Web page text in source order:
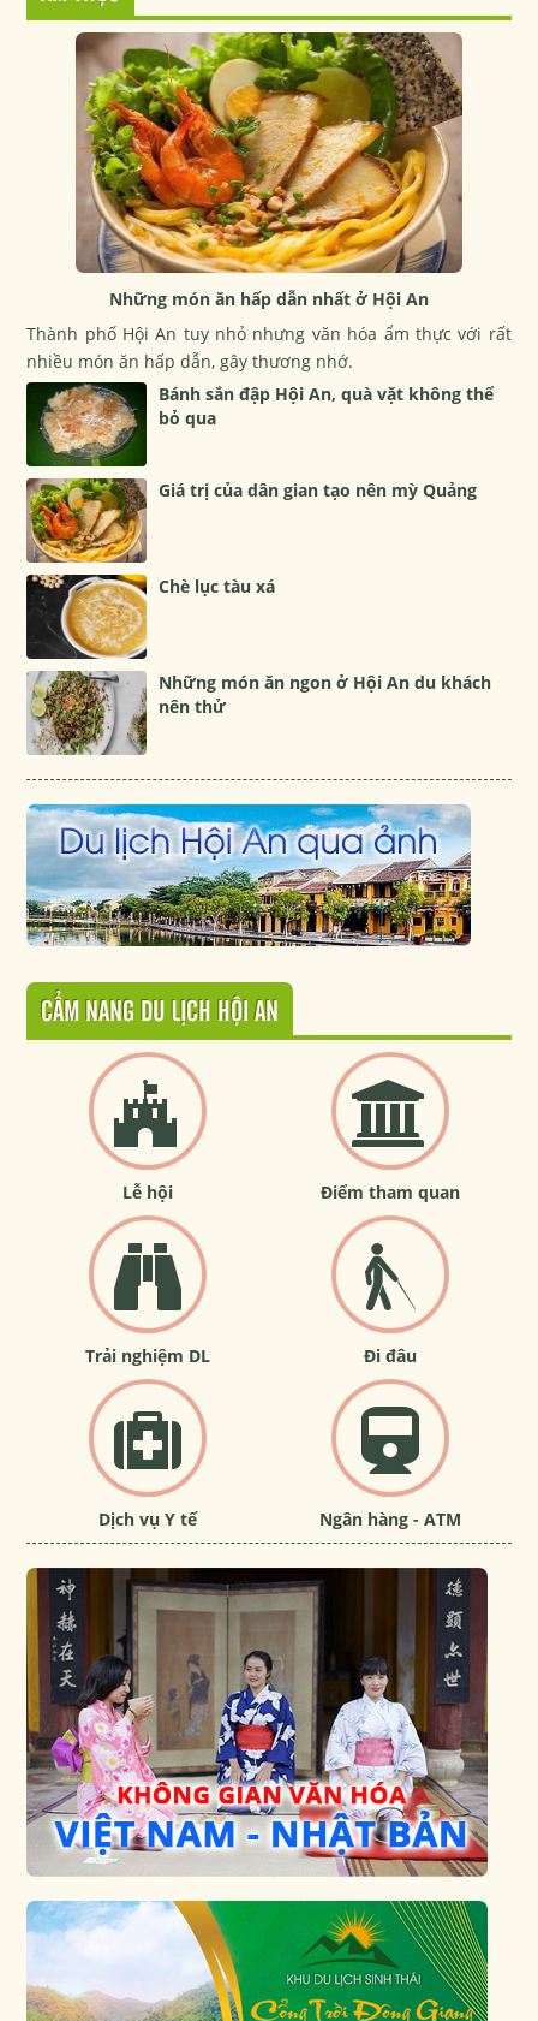
Những món ăn hấp dẫn nhất ở Hội An
Thành phố Hội An tuy nhỏ nhưng văn hóa ẩm thực với rất
nhiều món ăn hấp dẫn, gây thương nhớ.
Bánh sắn đập Hội An, quà vặt không thể
bỏ qua
Giá trị của dân gian tạo nên mỳ Quảng
Chè lục tàu xá
Những món ăn ngon ở Hội An du khách
nên thử
CẨM NANG DU LỊCH HỘI AN
Lễ hội Điểm tham quan
Trải nghiệm DL Đi đâu
Dịch vụ Y tế Ngân hàng - ATM